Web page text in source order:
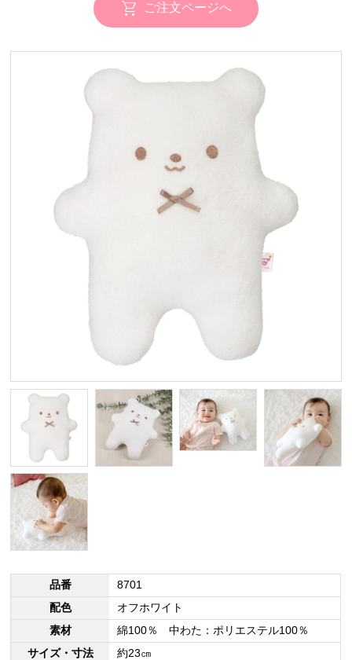
ご注文ページへ
品番
8701
配色
オフホワイト
素材
綿100％ 中わた：ポリエステル100％
サイズ・寸法
約23㎝